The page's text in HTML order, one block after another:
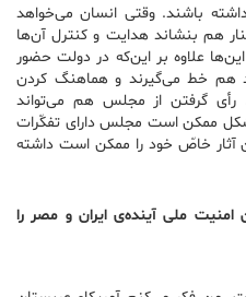
باشند. وقتی انسان می‌خواهد
هم بنشاند هدایت و کنترل آن‌ها
علاوه بر این‌که در دولت حضور
هم خط می‌گیرند و هماهنگ کردن
گرفتن از مجلس هم می‌تواند
ممکن است مجلس دارای تفکّرات
آثار خاصّ خود را ممکن است داشته
ملی آینده‌ی ایران و مصر را